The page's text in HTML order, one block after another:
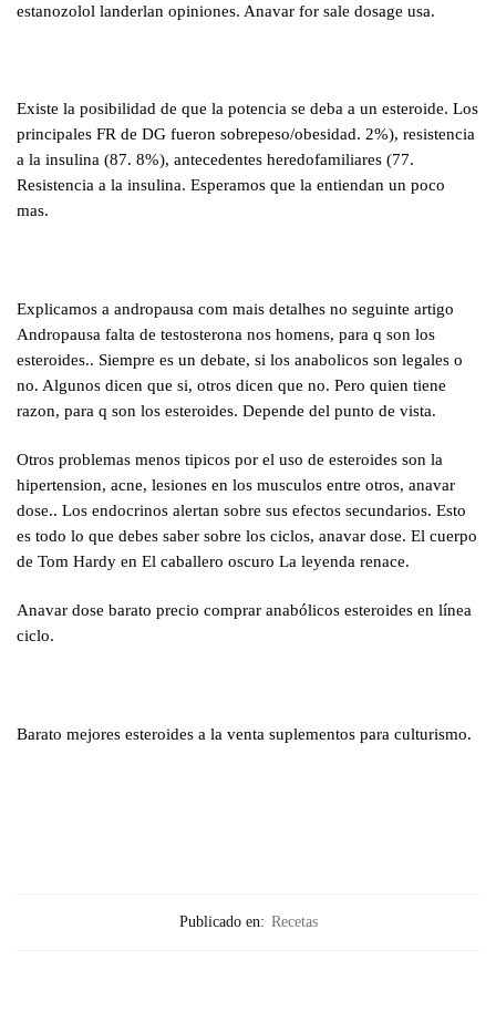
estanozolol landerlan opiniones. Anavar for sale dosage usa.
Existe la posibilidad de que la potencia se deba a un esteroide. Los
principales FR de DG fueron sobrepeso/obesidad. 2%), resistencia
a la insulina (87. 8%), antecedentes heredofamiliares (77.
Resistencia a la insulina. Esperamos que la entiendan un poco
mas.
Explicamos a andropausa com mais detalhes no seguinte artigo
Andropausa falta de testosterona nos homens, para q son los
esteroides.. Siempre es un debate, si los anabolicos son legales o
no. Algunos dicen que si, otros dicen que no. Pero quien tiene
razon, para q son los esteroides. Depende del punto de vista.
Otros problemas menos tipicos por el uso de esteroides son la
hipertension, acne, lesiones en los musculos entre otros, anavar
dose.. Los endocrinos alertan sobre sus efectos secundarios. Esto
es todo lo que debes saber sobre los ciclos, anavar dose. El cuerpo
de Tom Hardy en El caballero oscuro La leyenda renace.
Anavar dose barato precio comprar anabólicos esteroides en línea
ciclo.
Barato mejores esteroides a la venta suplementos para culturismo.
Publicado en: Recetas